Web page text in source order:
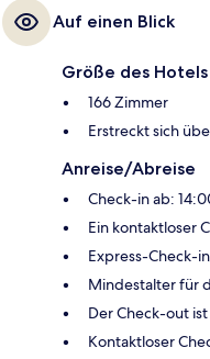
Auf einen Blick
Größe des Hotels
166 Zimmer
Erstreckt sich
Anreise/Abreise
Check-in ab:
Ein kontaktloser
Express-Check-
Mindestalter für
Der Check-out
Kontaktloser